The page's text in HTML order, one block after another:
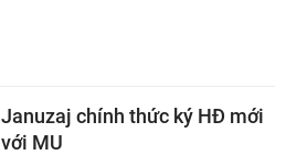
Januzaj chính thức ký HĐ mới
với MU